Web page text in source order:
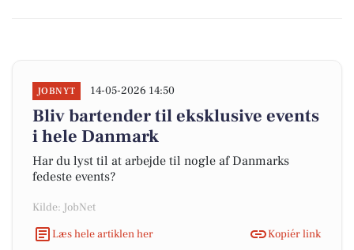
JOBNYT 14-05-2026 14:50
Bliv bartender til eksklusive events
i hele Danmark
Har du lyst til at arbejde til nogle af Danmarks
fedeste events?
Kilde: JobNet
Læs hele artiklen her
Kopiér link